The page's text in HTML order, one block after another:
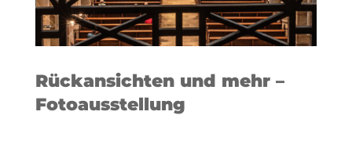
Rückansichten und mehr –
Fotoausstellung